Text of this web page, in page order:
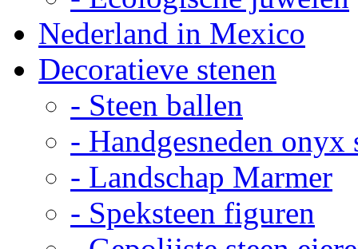
Nederland in Mexico
Decoratieve stenen
- Steen ballen
- Handgesneden onyx
- Landschap Marmer
- Speksteen figuren